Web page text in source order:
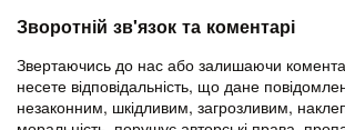
Зворотній зв'язок та коментарі
Звертаючись до нас або залишаючи
несете відповідальність, що дане
незаконним, шкідливим, загрозливим,